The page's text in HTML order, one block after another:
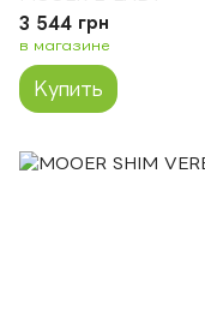
3 544 грн
в магазине
Купить